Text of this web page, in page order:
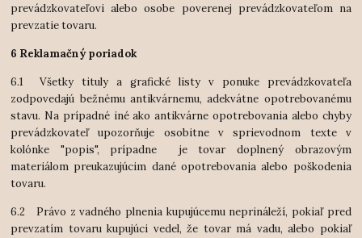
prevádzkovateľovi alebo osobe poverenej prevádzkovateľom na
prevzatie tovaru.
6 Reklamačný poriadok
6.1 Všetky tituly a grafické listy v ponuke prevádzkovateľa
zodpovedajú bežnému antikvárnemu, adekvátne opotrebovanému
stavu. Na prípadné iné ako antikvárne opotrebovania alebo chyby
prevádzkovateľ upozorňuje osobitne v sprievodnom texte v
kolónke "popis", prípadne je tovar doplnený obrazovým
materiálom preukazujúcim dané opotrebovania alebo poškodenia
tovaru.
6.2 Právo z vadného plnenia kupujúcemu neprináleží, pokiaľ pred
prevzatím tovaru kupujúci vedel, že tovar má vadu, alebo pokiaľ